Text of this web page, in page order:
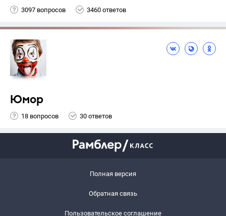
3097 вопросов 3460 ответов
Юмор
18 вопросов 30 ответов
Полная версия
Обратная связь
Пользовательское соглашение